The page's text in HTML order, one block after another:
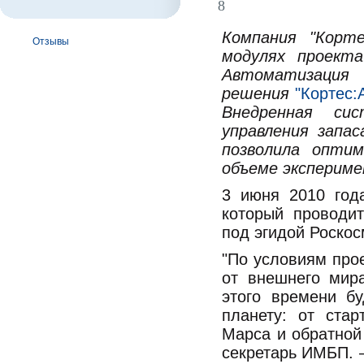
Отзывы
8
Компания
модулях
решения
Внедренная
управления
позволила
объеме
3 июня 2010
который
под эгидой
"По условиям
от внешнего
этого времени
планету: от
Марса и
секретарь ИМБП.